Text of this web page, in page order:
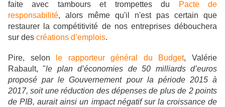
faite avec tambours et trompettes du
Pacte de
responsabilité, alors même qu'il n'est pas certain que
restaurer la compétitivité de nos entreprises débouchera
sur des créations d’emplois.
Pire, selon le rapporteur général du Budget, Valérie
Rabault, "le plan d’économies de 50 milliards d’euros
proposé par le Gouvernement pour la période 2015 à
2017, soit une réduction des dépenses de plus de 2 points
de PIB, aurait ainsi un impact négatif sur la croissance de